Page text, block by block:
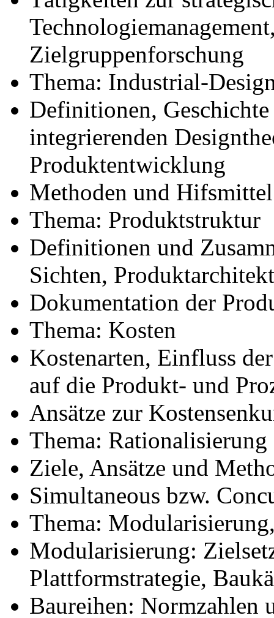
Zielgruppenforschung
Thema: Industrial-
Definitionen,
integrierenden
Produktentwicklung
Methoden und
Thema: Produktstruktur
Definitionen und
Sichten,
Dokumentation der
Thema: Kosten
Kostenarten, Einfluss
auf die Produkt- und
Ansätze zur
Thema: Rationalisierung
Ziele, Ansätze und
Simultaneous bzw.
Thema:
Modularisierung:
Plattformstrategie,
Baureihen: Normzahlen